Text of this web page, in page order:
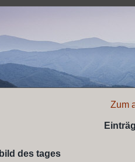
Zum
bild des tages